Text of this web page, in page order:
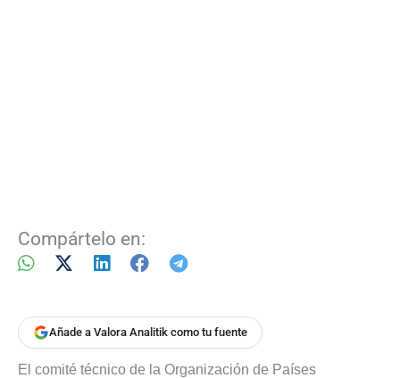
Compártelo en:
Añade a Valora Analitik como tu fuente
El comité técnico de la Organización de Países